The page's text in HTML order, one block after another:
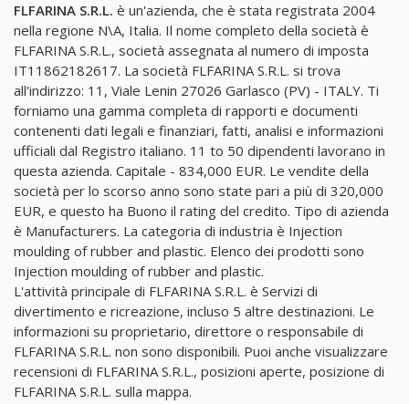
FLFARINA S.R.L. è un'azienda, che è stata registrata 2004
nella regione N\A, Italia. Il nome completo della società è
FLFARINA S.R.L., società assegnata al numero di imposta
IT11862182617. La società FLFARINA S.R.L. si trova
all'indirizzo: 11, Viale Lenin 27026 Garlasco (PV) - ITALY. Ti
forniamo una gamma completa di rapporti e documenti
contenenti dati legali e finanziari, fatti, analisi e informazioni
ufficiali dal Registro italiano. 11 to 50 dipendenti lavorano in
questa azienda. Capitale - 834,000 EUR. Le vendite della
società per lo scorso anno sono state pari a più di 320,000
EUR, e questo ha Buono il rating del credito. Tipo di azienda
è Manufacturers. La categoria di industria è Injection
moulding of rubber and plastic. Elenco dei prodotti sono
Injection moulding of rubber and plastic.
L'attività principale di FLFARINA S.R.L. è Servizi di
divertimento e ricreazione, incluso 5 altre destinazioni. Le
informazioni su proprietario, direttore o responsabile di
FLFARINA S.R.L. non sono disponibili. Puoi anche visualizzare
recensioni di FLFARINA S.R.L., posizioni aperte, posizione di
FLFARINA S.R.L. sulla mappa.